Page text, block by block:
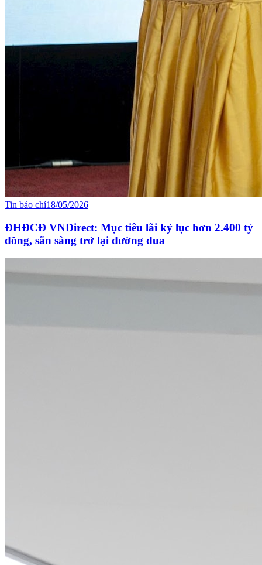
Tin báo chí18/05/2026
ĐHĐCĐ VNDirect: Mục tiêu lãi kỷ lục hơn 2.400 tỷ
đồng, sẵn sàng trở lại đường đua